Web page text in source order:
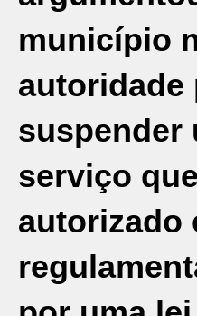
município
autoridade
suspender
serviço
autorizado